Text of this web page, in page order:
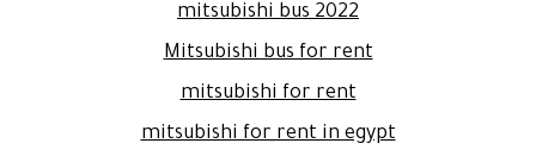
mitsubishi bus 2022
Mitsubishi bus for rent
mitsubishi for rent
mitsubishi for rent in egypt